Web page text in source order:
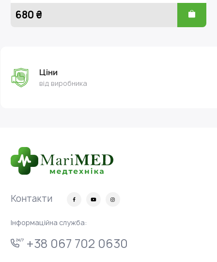
680 ₴
Ціни
від виробника
Контакти
Інформаційна служба:
+38 067 702 0630